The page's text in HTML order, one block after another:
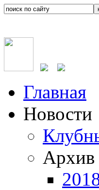
Главная
Новости
Архив